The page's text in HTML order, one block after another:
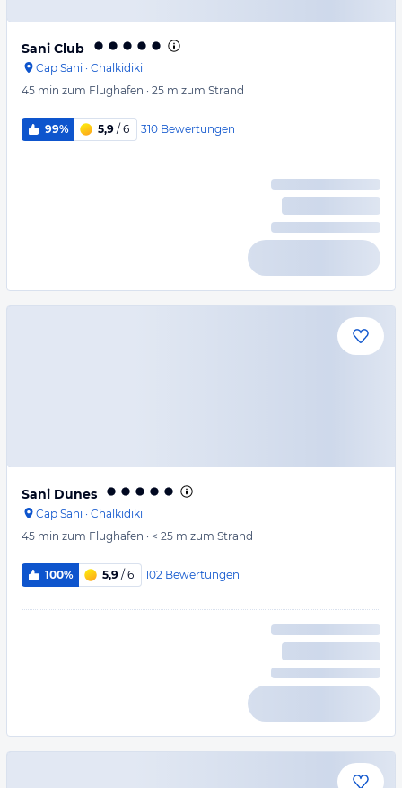
Sani Club
Cap Sani · Chalkidiki
45 min zum Flughafen · 25 m zum Strand
99% 5,9 / 6 310 Bewertungen
Sani Dunes
Cap Sani · Chalkidiki
45 min zum Flughafen · < 25 m zum Strand
100% 5,9 / 6 102 Bewertungen